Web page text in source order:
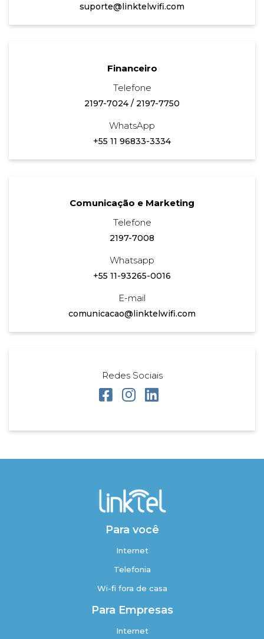
suporte@linktelwifi.com
Financeiro
Telefone
2197-7024 / 2197-7750
WhatsApp
+55 11 96833-3334
Comunicação e Marketing
Telefone
2197-7008
Whatsapp
+55 11-93265-0016
E-mail
comunicacao@linktelwifi.com
Redes Sociais
Para você
Internet
Telefonia
Wi-fi fora de casa
Para Empresas
Internet